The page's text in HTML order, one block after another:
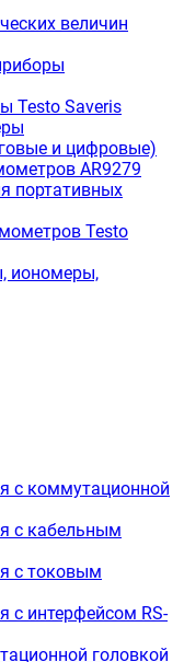
величин
Testo Saveris
и цифровые)
AR9279
портативных
Testo
иономеры,
с коммутационной
с кабельным
с токовым
с интерфейсом RS-
головкой